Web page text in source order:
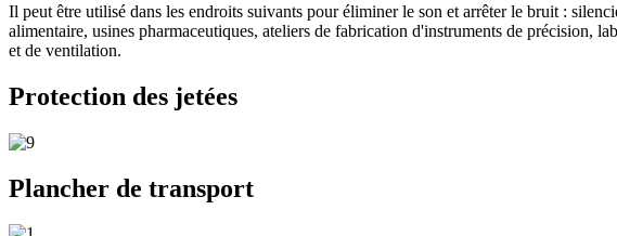
Il peut être utilisé dans les endroits suivants pour éliminer le son et arrêter le bruit :
alimentaire, usines pharmaceutiques, ateliers de fabrication d'instruments de précision,
et de ventilation.
Protection des jetées
Plancher de transport